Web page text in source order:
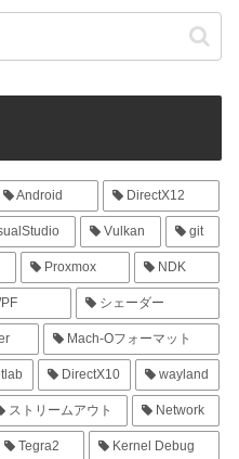
Android DirectX12
Vulkan git
Proxmox NDK
シェーダー
Mach-Oフォーマット
DirectX10 wayland
ストリームアウト Network
Tegra2 Kernel Debug